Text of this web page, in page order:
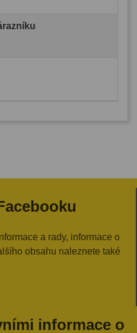
a rady, informace o
obsahu naleznete také
informace o